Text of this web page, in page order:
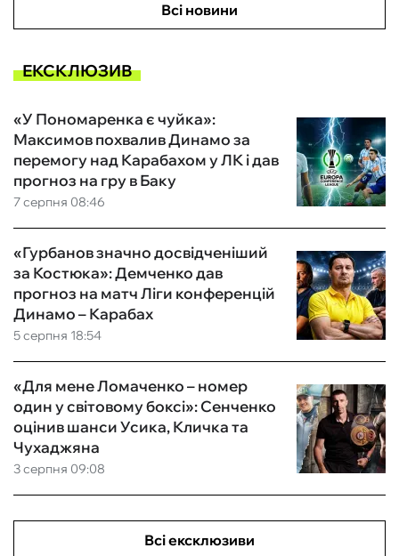
Всі новини
ЕКСКЛЮЗИВ
7 серпня 08:46
«У Пономаренка є чуйка»:
Максимов похвалив Динамо за
перемогу над Карабахом у ЛК і дав
прогноз на гру в Баку
5 серпня 18:54
«Гурбанов значно досвідченіший
за Костюка»: Демченко дав
прогноз на матч Ліги конференцій
Динамо – Карабах
3 серпня 09:08
«Для мене Ломаченко – номер
один у світовому боксі»: Сенченко
оцінив шанси Усика, Кличка та
Чухаджяна
Всі ексклюзиви